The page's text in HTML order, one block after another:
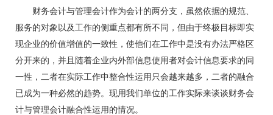
财务会计与管理会计作为会计的两分支，虽然依据的规范、
服务的对象以及工作的侧重点都有所不同，但由于终极目标即实
现企业的价值增值的一致性，使他们在工作中是没有办法严格区
分开来的，并且随着企业内外部信息使用者对会计信息要求的同
一性，二者在实际工作中整合性运用只会越来越多，二者的融合
已成为一种必然的趋势。现用我们单位的工作实际来谈谈财务会
计与管理会计融合性运用的情况。